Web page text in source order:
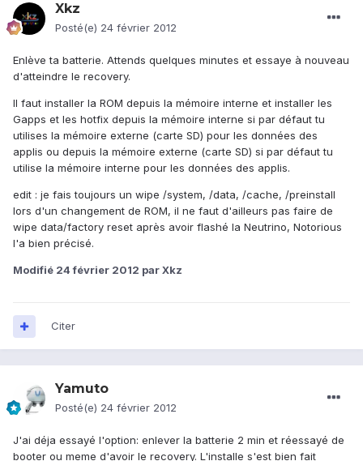
Xkz
Posté(e) 24 février 2012
Enlève ta batterie. Attends quelques minutes et essaye à nouveau
d'atteindre le recovery.
Il faut installer la ROM depuis la mémoire interne et installer les
Gapps et les hotfix depuis la mémoire interne si par défaut tu
utilises la mémoire externe (carte SD) pour les données des
applis ou depuis la mémoire externe (carte SD) si par défaut tu
utilise la mémoire interne pour les données des applis.
edit : je fais toujours un wipe /system, /data, /cache, /preinstall
lors d'un changement de ROM, il ne faut d'ailleurs pas faire de
wipe data/factory reset après avoir flashé la Neutrino, Notorious
l'a bien précisé.
Modifié 24 février 2012 par Xkz
Citer
Yamuto
Posté(e) 24 février 2012
J'ai déja essayé l'option: enlever la batterie 2 min et réessayé de
booter ou meme d'avoir le recovery. L'installe s'est bien fait